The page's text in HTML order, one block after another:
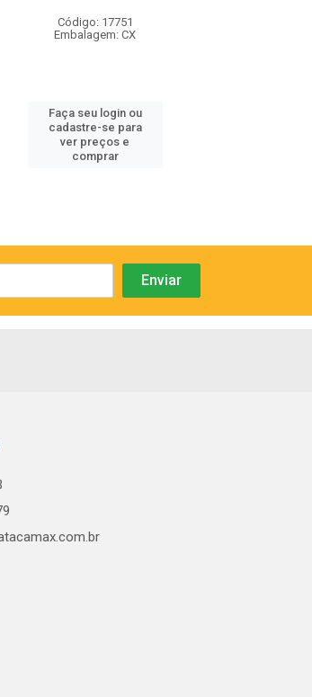
Código: 17751
Embalagem: CX
Faça seu login ou
cadastre-se para
ver preços e
comprar